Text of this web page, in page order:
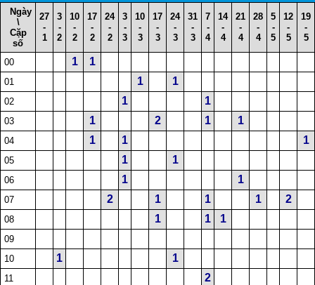
Ngày
\
Cặp
số
27
-
1
3
-
2
10
-
2
17
-
2
24
-
2
3
-
3
10
-
3
17
-
3
24
-
3
31
-
3
7
-
4
14
-
4
21
-
4
28
-
4
5
-
5
12
-
5
19
-
5
00 1 1
01 1 1
02 1 1
03 1 2 1 1
04 1 1 1
05 1 1
06 1 1
07 2 1 1 1 2
08 1 1 1
09
10
1 1
11 2